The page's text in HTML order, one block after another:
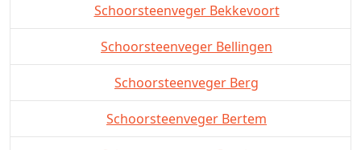
Schoorsteenveger Bekkevoort
Schoorsteenveger Bellingen
Schoorsteenveger Berg
Schoorsteenveger Bertem